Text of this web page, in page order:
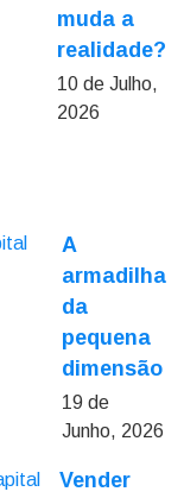
muda a
realidade?
10 de Julho,
2026
A
armadilha
da
pequena
dimensão
19 de
Junho, 2026
Vender